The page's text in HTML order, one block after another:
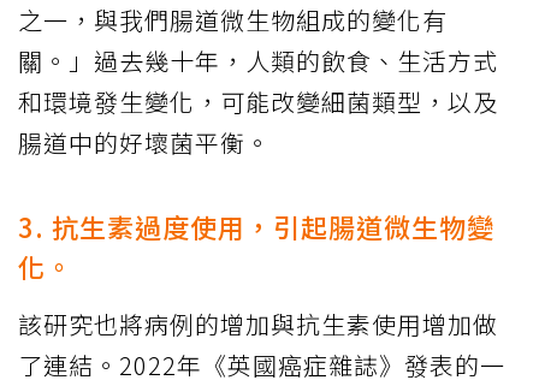
之一，與我們腸道微生物組成的變化有
關。」過去幾十年，人類的飲食、生活方式
和環境發生變化，可能改變細菌類型，以及
腸道中的好壞菌平衡。
3. 抗生素過度使用，引起腸道微生物變
化。
該研究也將病例的增加與抗生素使用增加做
了連結。2022年《英國癌症雜誌》發表的一